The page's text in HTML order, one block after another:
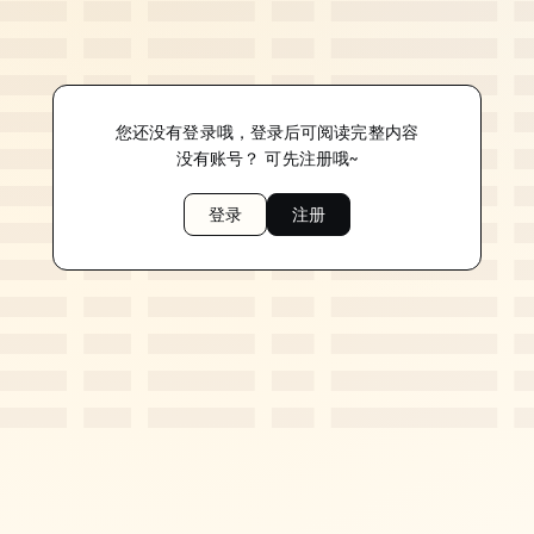
您还没有登录哦，登录后可阅读完整内容
没有账号？ 可先注册哦~
登录 注册